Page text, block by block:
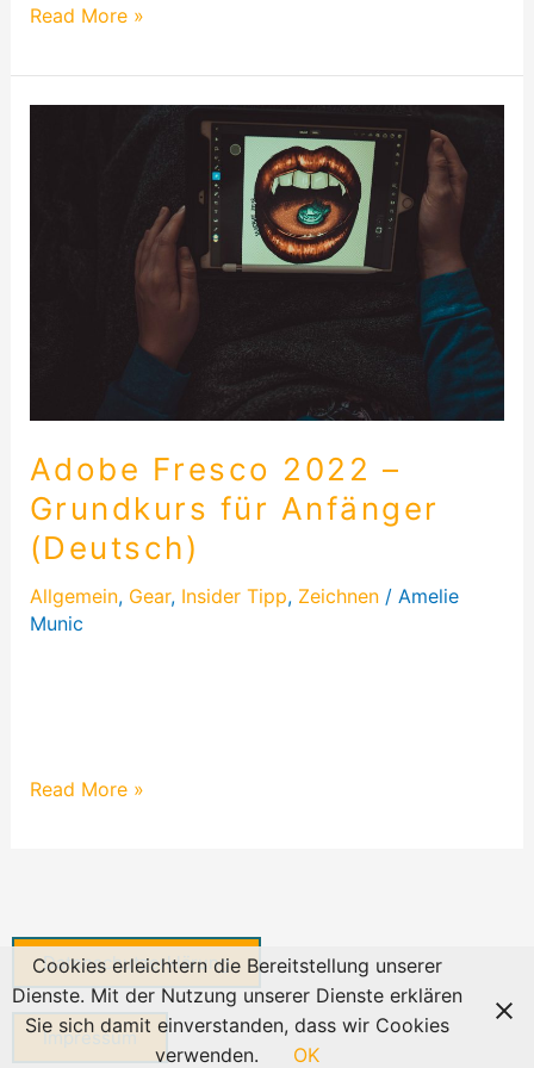
Read More »
Adobe Fresco 2022 –
Grundkurs für Anfänger
(Deutsch)
Allgemein, Gear, Insider Tipp, Zeichnen/ Amelie
Munic
Read More »
Datenschutzerklärung
Impressum
Cookies erleichtern die Bereitstellung unserer
Dienste. Mit der Nutzung unserer Dienste erklären
Sie sich damit einverstanden, dass wir Cookies
verwenden.
OK